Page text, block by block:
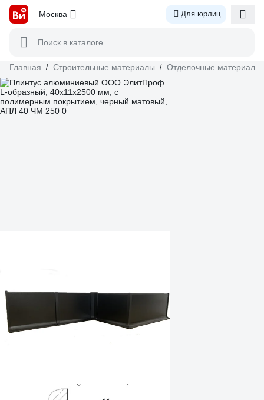
Москва Для юрлиц
Поиск в каталоге
Главная / Строительные материалы / Отделочные материалы